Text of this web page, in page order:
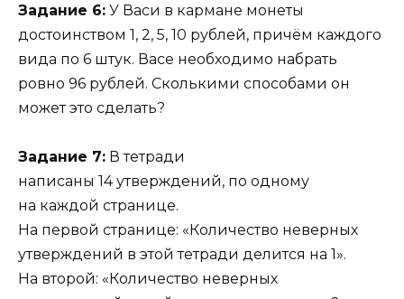
Задание 6: У Васи в кармане монеты
достоинством 1, 2, 5, 10 рублей, причём каждого
вида по 6 штук. Васе необходимо набрать
ровно 96 рублей. Сколькими способами он
может это сделать?
Задание 7: В тетради
написаны 14 утверждений, по одному
на каждой странице.
На первой странице: «Количество неверных
утверждений в этой тетради делится на 1».
На второй: «Количество неверных